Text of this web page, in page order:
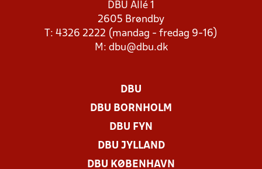
DBU Allé 1
2605 Brøndby
T: 4326 2222 (mandag - fredag 9-16)
M: dbu@dbu.dk
DBU
DBU BORNHOLM
DBU FYN
DBU JYLLAND
DBU KØBENHAVN